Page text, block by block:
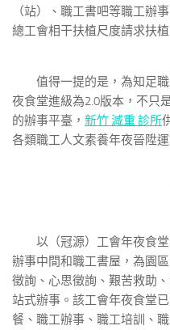
（站）、職工書吧等職工辦
總工會相干扶植尺度請求扶
值得一提的是，為知足職
夜食堂進級為2.0版本，不只
的辦事平臺， 新竹 減重 診所
各類職工人文素養年夜晉陞運
以（冠源）工會年夜食堂
辦事中間和職工書屋，為園
徵詢、心思徵詢、艱苦救助
站式辦事。該工會年夜食堂
餐、職工辦事、職工培訓、